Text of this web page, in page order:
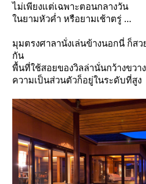
ไม่เพียงแต่เฉพาะตอนกลางวัน
นยามหัวค่ำ หรือยามเช้าตรู่ ...
มุมตรงศาลานั่งเล่นข้างนอกนี่ ก็ส
กัน
พื้นที่ใช้สอยของวิลล่านั่นกว้างขวาง
ความเป็นส่วนตัวก็อยู่ในระดับที่สูง